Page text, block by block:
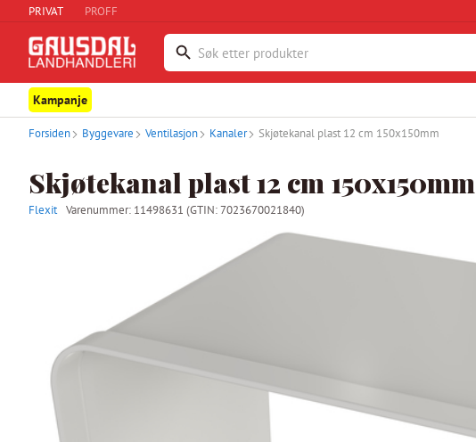
PRIVAT PROFF
Kampanje
Forsiden Byggevare Ventilasjon Kanaler Skjøtekanal plast 12 cm 150x150mm
Skjøtekanal plast 12 cm 150x150mm
Flexit Varenummer: 11498631 (GTIN: 7023670021840)